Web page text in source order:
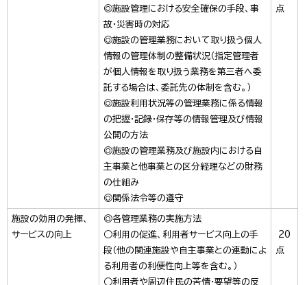
◎施設管理における安全確保の手段、事
故・災害時の対応
◎施設の管理業務において取り扱う個人
情報の管理体制の整備状況（指定管理者
が個人情報を取り扱う業務を第三者へ委
託する場合は、委託先の体制を含む。）
◎施設利用状況等の管理業務に係る情報
の把握・記録・保存等の情報管理及び情報
公開の方法
◎施設の管理業務及び施設内における自
主事業と他事業との区分経理などの財務
の仕組み
◎関係法令等の遵守
点
施設の効用の発揮、
サービスの向上
◎各管理業務の実施方法
○利用の促進、利用者サービス向上の手
段（他の関連施設や自主事業との連動によ
る利用者の利便性向上等を含む。）
○利用者や周辺住民の苦情・要望等の反
20
点